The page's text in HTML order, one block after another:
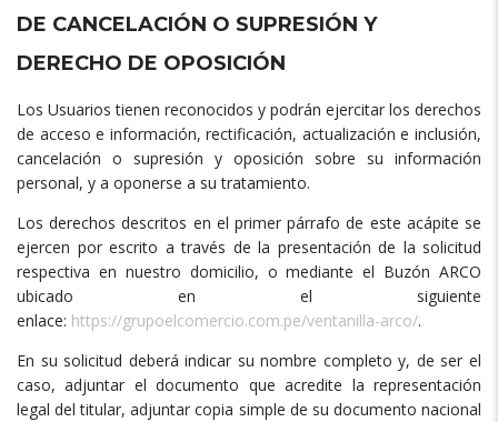
DE CANCELACIÓN O SUPRESIÓN Y
DERECHO DE OPOSICIÓN
Los Usuarios tienen reconocidos y podrán ejercitar los derechos
de acceso e información, rectificación, actualización e inclusión,
cancelación o supresión y oposición sobre su información
personal, y a oponerse a su tratamiento.
Los derechos descritos en el primer párrafo de este acápite se
ejercen por escrito a través de la presentación de la solicitud
respectiva en nuestro domicilio, o mediante el Buzón ARCO
ubicado en el siguiente
enlace: https://grupoelcomercio.com.pe/ventanilla-arco/.
En su solicitud deberá indicar su nombre completo y, de ser el
caso, adjuntar el documento que acredite la representación
legal del titular, adjuntar copia simple de su documento nacional